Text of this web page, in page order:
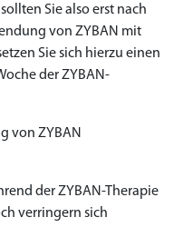
Sie also erst nach
von ZYBAN mit
Sie sich hierzu einen
der ZYBAN-
von ZYBAN
der ZYBAN-Therapie
verringern sich